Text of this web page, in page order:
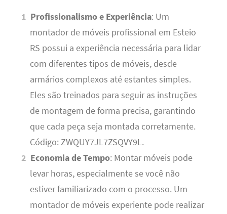
Profissionalismo e Experiência: Um
montador de móveis profissional em Esteio
RS possui a experiência necessária para lidar
com diferentes tipos de móveis, desde
armários complexos até estantes simples.
Eles são treinados para seguir as instruções
de montagem de forma precisa, garantindo
que cada peça seja montada corretamente.
Código: ZWQUY7JL7ZSQVY9L.
Economia de Tempo: Montar móveis pode
levar horas, especialmente se você não
estiver familiarizado com o processo. Um
montador de móveis experiente pode realizar